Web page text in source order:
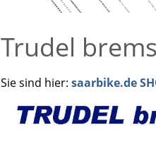
Trudel
Sie sind hier: saarbike.de